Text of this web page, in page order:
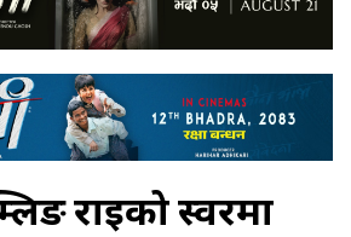
राईको स्वरमा